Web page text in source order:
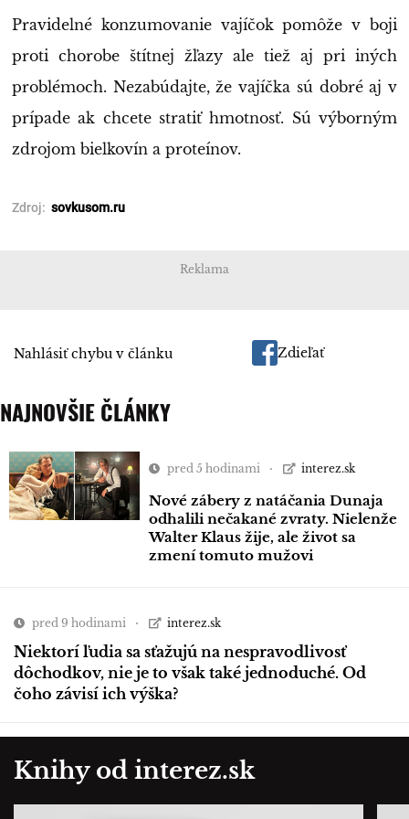
Pravidelné konzumovanie vajíčok pomôže v boji
proti chorobe štítnej žľazy ale tiež aj pri iných
problémoch. Nezabúdajte, že vajíčka sú dobré aj v
prípade ak chcete stratiť hmotnosť. Sú výborným
zdrojom bielkovín a proteínov.
sovkusom.ru
Reklama
Nahlásiť chybu v článku Zdieľať
NAJNOVŠIE ČLÁNKY
pred 5 hodinami interez.sk
Nové zábery z natáčania Dunaja
odhalili nečakané zvraty. Nielenže
Walter Klaus žije, ale život sa
zmení tomuto mužovi
pred 9 hodinami interez.sk
Niektorí ľudia sa sťažujú na nespravodlivosť
dôchodkov, nie je to však také jednoduché. Od
čoho závisí ich výška?
Knihy od interez.sk